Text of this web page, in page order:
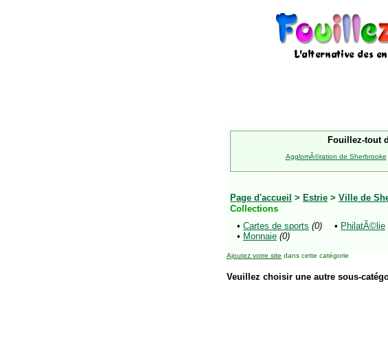
Fouillez-tout
AgglomÃ©ration de Sherbrooke
Page d'accueil > Estrie > Ville de
Collections
• Cartes de sports (0)
• Monnaie (0)
• PhilatÃ©lie
Ajoutez votre site dans cette catégorie
Veuillez choisir une autre sous-